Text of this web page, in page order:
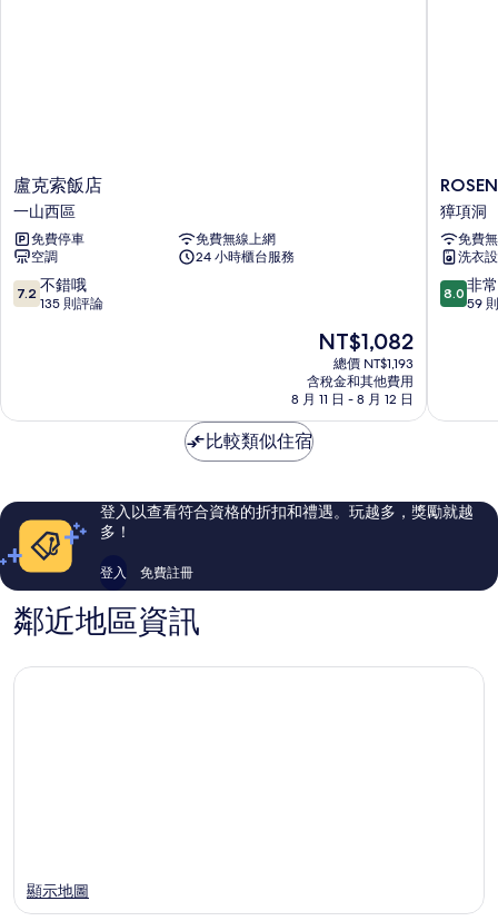
盧
飯
店
一
山
盧克索飯店
一山西區
免費停車
免費無線上網
空調
24 小時櫃台服務
7.2
分，
錯
評
論
7.2 不錯哦
135 則評論
現
價
格
為
NT$1,082
總價 NT$1,193
含稅金和其他費用
8 月 11 日 - 8 月 12 日
飯
店
獐
項
洞
獐項洞
免費
洗衣
8.0
分，
常
評
論
8.0 非
59
比較類似住宿
登入以查看符合資格的折扣和禮遇。玩越多，獎勵就越
多！
登入 免費註冊
鄰近地區資訊
顯示地圖